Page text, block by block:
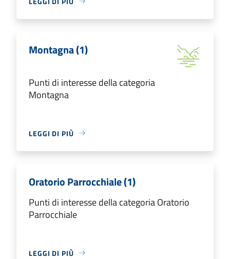
Montagna (1)
Punti di interesse della categoria
Montagna
LEGGI DI PIÙ
Oratorio Parrocchiale (1)
Punti di interesse della categoria Oratorio
Parrocchiale
LEGGI DI PIÙ